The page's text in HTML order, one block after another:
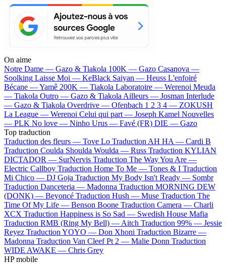
On aime
Notre Dame — Gazo & Tiakola 100K — Gazo Casanova —
Soolking Laisse Moi — KeBlack Saiyan — Heuss L'enfoiré
Bécane —Yamê 200K — Tiakola Laboratoire — Werenoi Meuda
— Tiakola Outro — Gazo & Tiakola Ailleurs — Josman Interlude
— Gazo & Tiakola Overdrive — Ofenbach 1 2 3 4 — ZOKUSH
La League — Werenoi Celui qui part — Joseph Kamel Nouvelles
— PLK No love — Ninho Urus — Favé (FR) DIE — Gazo
Top traduction
Traduction des fleurs — Tove Lo Traduction AH HA — Cardi B
Traduction Coulda Shoulda Woulda — Russ Traduction KYLIAN
DICTADOR — SurNervis Traduction The Way You Are —
Electric Callboy Traduction Home To Me — Tones & I Traduction
Mi Chico — DJ Goja Traduction My Body Isn't Ready — Sombr
Traduction Danceteria — Madonna Traduction MORNING DEW
(DONK) — Beyoncé Traduction Hush — Muse Traduction The
Time Of My Life — Benson Boone Traduction Camera — Charli
XCX Traduction Happiness is So Sad — Swedish House Mafia
Traduction RMB (Ring My Bell) — Aitch Traduction 99% — Jessie
Reyez Traduction YOYO — Don Xhoni Traduction Bizarre —
Madonna Traduction Van Cleef Pt 2 — Malie Donn Traduction
WIDE AWAKE — Chris Grey
HP mobile